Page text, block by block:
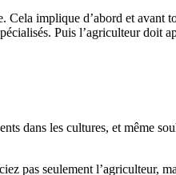
implique d’abord et avant
Puis l’agriculteur
dans les cultures, et même
pas seulement l’agriculteur,